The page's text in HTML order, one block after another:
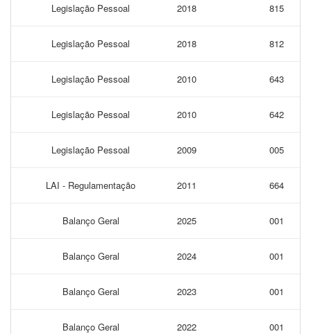
Legislação Pessoal 2018 815
Legislação Pessoal 2018 812
Legislação Pessoal 2010 643
Legislação Pessoal 2010 642
Legislação Pessoal 2009 005
LAI - Regulamentação 2011 664
Balanço Geral 2025 001
Balanço Geral 2024 001
Balanço Geral 2023 001
Balanço Geral 2022 001